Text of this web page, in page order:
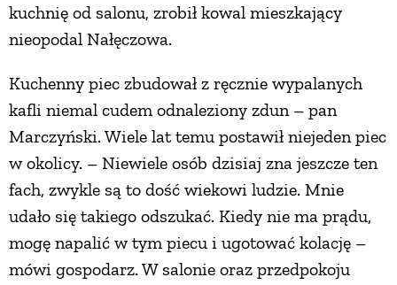
kuchnię od salonu, zrobił kowal mieszkający
nieopodal Nałęczowa.
Kuchenny piec zbudował z ręcznie wypalanych
kafli niemal cudem odnaleziony zdun – pan
Marczyński. Wiele lat temu postawił niejeden piec
w okolicy. – Niewiele osób dzisiaj zna jeszcze ten
fach, zwykle są to dość wiekowi ludzie. Mnie
udało się takiego odszukać. Kiedy nie ma prądu,
mogę napalić w tym piecu i ugotować kolację –
mówi gospodarz. W salonie oraz przedpokoju